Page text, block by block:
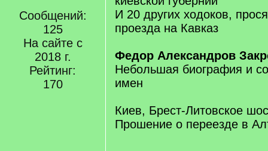
Сообщений:
125
На сайте с
2018 г.
Рейтинг:
170
И 20 других ходоков,
проезда на Кавказ
Федор Александров
Небольшая биография и
имен
Киев, Брест-Литовское
Прошение о переезде в